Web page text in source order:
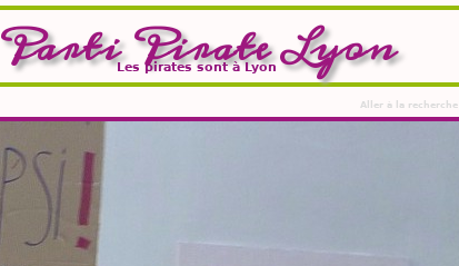
Parti Pirate Lyon
Les pirates sont à Lyon
Aller à la recherche